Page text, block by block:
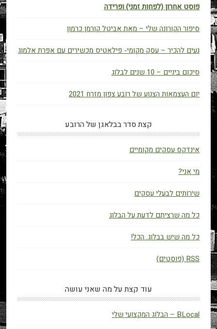
פוסט אחרון (לפחות זמני) ופרידה
סיפור הקורונה שלי – מאת אביטל קורמן כרמון
נעים להכיר – עסק מקומי- פילאטיס מכשירים עם אפרת אלמוג
סיכום ביניים – 10 שנים לבלוג
יום העצמאות הצנוע של רובע צפון מזרח 2021
קצת סדר בבלאגן של הרובע
אינדקס עסקים מקומיים
מי אני?
שירותים לבעלי עסקים
כל מה שרציתם לדעת על הבלוג
כל מה שיש בבלוג. הכל!
RSS (פוסטים)
עוד קצת על מה שאני עושה
BLocal – הבלוג המקצועי שלי